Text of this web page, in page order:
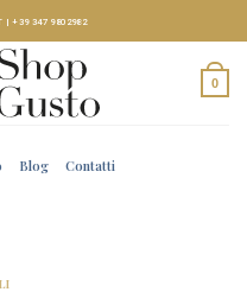
|+39 347 9802982
0
Blog Contatti